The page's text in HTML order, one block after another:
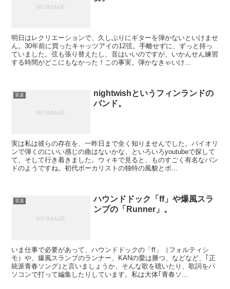
明日はレクリエーションで、久しぶりにギターを弾かないといけませ
ん。30年前に買ったキャッツアイの12弦。手離せずに、ずっと持っ
ていました。弦も張り替えたし、音はいいのですが、いかんせん練習
する時間がどこにもなかった！この事実。弾かなきゃいけ...
音楽
nightwishというフィンランドの
バンド。
実は私は彼らの存在を、一昨日まで全く知りませんでした。バイオリ
ンで弾くのにいい感じの曲はないかな、といろいろyoutubeで探して
て、そして行き着きました。ウィキで見ると、ものすごく有名なバン
ドのようですね。初代ボーカリストの独特の風貌とボ...
音楽
ハウンドドック「ff」や爆風スラ
ンプの「Runner」。
いま仕事で必要があって、ハウンドドックの「ff」（フォルティシ
モ）や、爆風スランプのランナー、KANの愛は勝つ、などなど、｢正
統派青春ソング｣と言いましょうか、そんな歌を聴いたり、歌詞をパ
ソコンで打って編集したりしています。私は大体｢青春ソ...